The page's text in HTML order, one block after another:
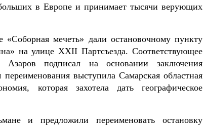
в Европе и принимает тысячи верующих
мечеть» дали остановочному пункту
на улице XXII Партсъезда. Соответствующее
Азаров подписал на основании заключения
выступила Самарская областная
которая захотела дать географическое
и предложили переименовать остановку